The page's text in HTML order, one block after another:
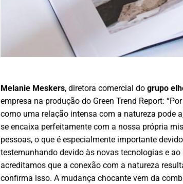
Melanie Meskers, diretora comercial do grupo
empresa na produção do Green Trend Report:
como uma relação intensa com a natureza pode
se encaixa perfeitamente com a nossa própria
pessoas, o que é especialmente importante
testemunhando devido às novas tecnologias e
acreditamos que a conexão com a natureza
confirma isso. A mudança chocante vem da